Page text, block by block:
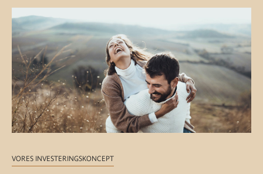
VORES INVESTERINGSKONCEPT